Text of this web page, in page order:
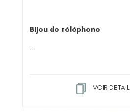
Bijou de téléphone
...
VOIR DETAIL